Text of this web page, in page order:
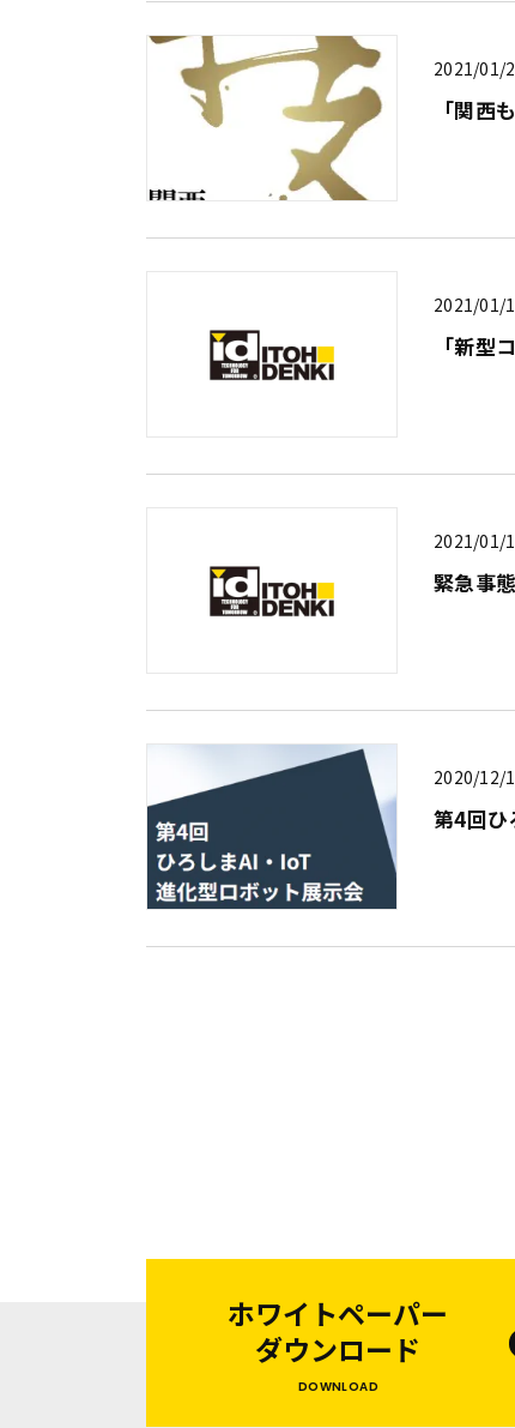
2021/01/
「関西
2021/01/
「新型
2021/01/
緊急事
2020/12/
第4回ひ
ホワイトペーパー
ダウンロード
DOWNLOAD